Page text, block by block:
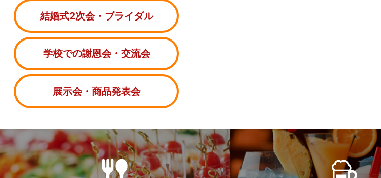
結婚式2次会・ブライダル
学校での謝恩会・交流会
展示会・商品発表会